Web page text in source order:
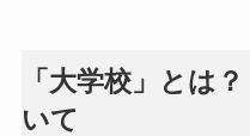
「大学校」とは
いて